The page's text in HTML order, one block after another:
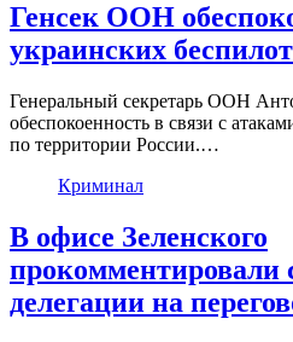
Генсек ООН
украинских
Генеральный секретарь ООН
обеспокоенность в связи с
по территории России.…
Криминал
В офисе Зеленского
прокомментировали
делегации на